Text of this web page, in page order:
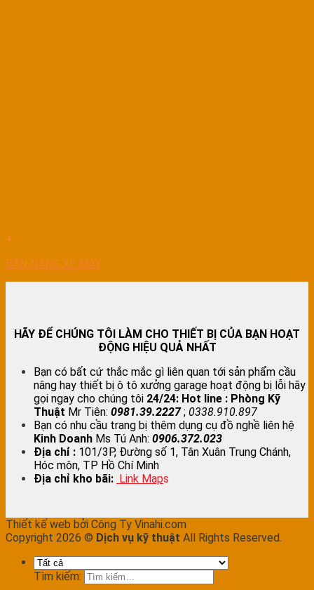
+
BÀN NÂNG XE MÁY
HÃY ĐỂ CHÚNG TÔI LÀM CHO THIẾT BỊ CỦA BẠN HOẠT
ĐỘNG HIỆU QUẢ NHẤT
Bạn có bất cứ thắc mắc gì liên quan tới sản phẩm cầu
nâng hay thiết bị ô tô xưởng garage hoạt động bị lỗi hãy
gọi ngay cho chúng tôi 24/24: Hot line : Phòng Kỹ
Thuật Mr Tiên: 0981.39.2227; 0338.910.897
Bạn có nhu cầu trang bị thêm dụng cụ đồ nghề liên hệ
Kinh Doanh Ms Tú Anh: 0906.372.023
Địa chỉ : 101/3P, Đường số 1, Tân Xuân Trung Chánh,
Hóc môn, TP Hồ Chí Minh
Địa chỉ kho bãi: Link Maps
Thiết kế web bởi Công Ty Vinahi.com
Copyright 2026 © Dịch vụ kỹ thuật All Rights Reserved.
Tìm kiếm: